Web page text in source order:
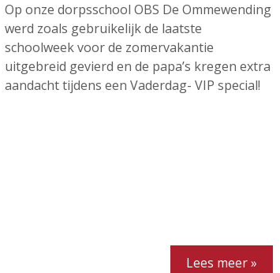
Op onze dorpsschool OBS De Ommewending
werd zoals gebruikelijk de laatste
schoolweek voor de zomervakantie
uitgebreid gevierd en de papa’s kregen extra
aandacht tijdens een Vaderdag- VIP special!
Lees meer »